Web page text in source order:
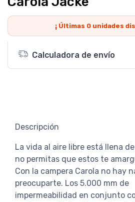
¡ Últimas 0unidades
Calculadora de envío
Descripción
La vida al aire libre está llena
no permitas que estos te
Con la campera Carola no hay
preocuparte. Los 5.000 mm de
impermeabilidad en conjunto